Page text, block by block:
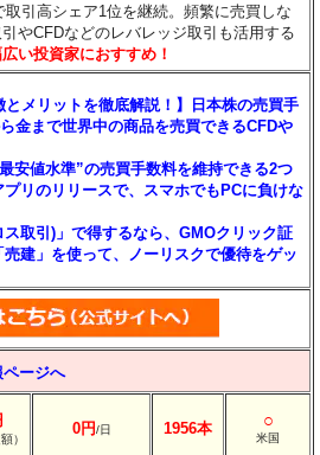
引高シェア1位を継続。頻繁に売買しな
やCFDなどのレバレッジ取引も活用する
い投資家におすすめ！
メリットを徹底解説！】日本株の売買手
金まで世界中の商品を売買できるCFDや
安値水準”の売買手数料を維持できる2つ
リのリリースで、スマホでもPCに負けな
取引)」で得するなら、GMOクリック証
建」を使って、ノーリスクで優待をゲッ
ージへ
）
0円/日 1956本 ○
米国